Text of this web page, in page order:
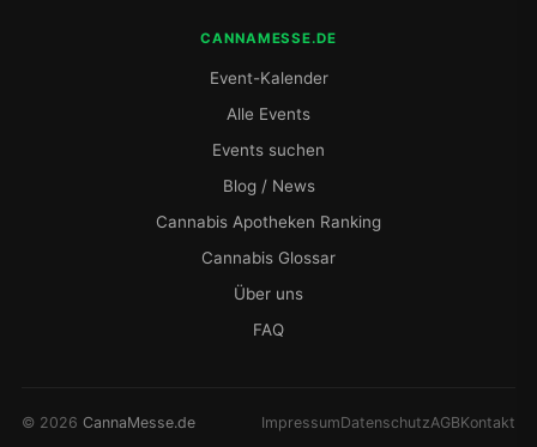
CANNAMESSE.DE
Event-Kalender
Alle Events
Events suchen
Blog / News
Cannabis Apotheken Ranking
Cannabis Glossar
Über uns
FAQ
© 2026 CannaMesse.de ImpressumDatenschutzAGBKontakt